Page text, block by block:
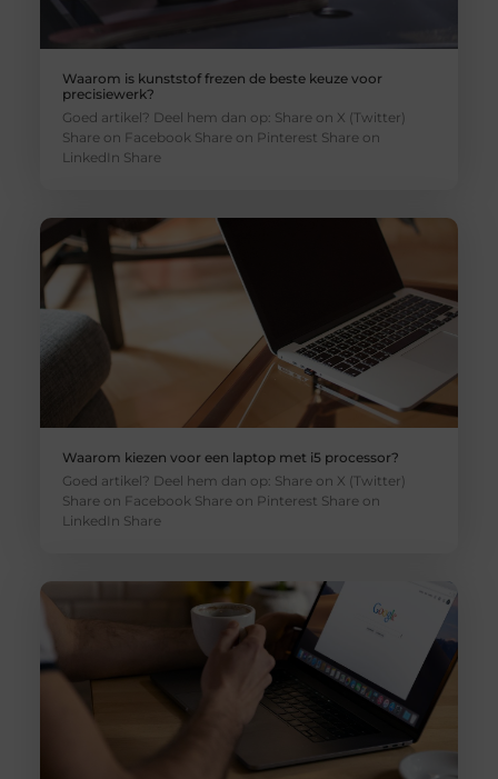
Waarom is kunststof frezen de beste keuze voor
precisiewerk?
Goed artikel? Deel hem dan op: Share on X (Twitter)
Share on Facebook Share on Pinterest Share on
LinkedIn Share
Waarom kiezen voor een laptop met i5 processor?
Goed artikel? Deel hem dan op: Share on X (Twitter)
Share on Facebook Share on Pinterest Share on
LinkedIn Share